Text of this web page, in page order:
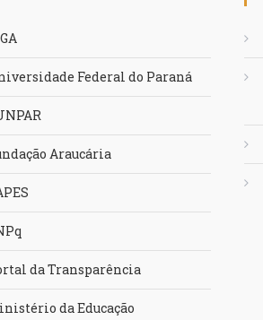
Federal do Paraná
Araucária
da Transparência
da Educação